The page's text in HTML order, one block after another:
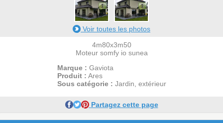
1
1
Voir toutes les photos
4m80x3m50
Moteur somfy io sunea
Marque : Gaviota
Produit : Ares
Sous catégorie : Jardin, extérieur
Partagez cette page